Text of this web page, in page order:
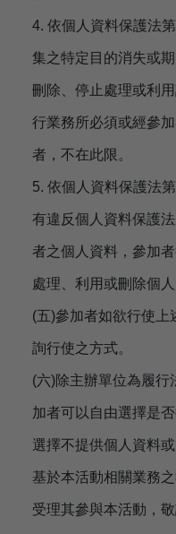
4. 依個人資料保護法
集之特定目的消失或
刪除、停止處理或利
行業務所必須或經參
者，不在此限。
5. 依個人資料保護法
有違反個人資料保護
者之個人資料，參加
處理、利用或刪除個人
(五)參加者如欲行使上
詢行使之方式。
(六)除主辦單位為履行
加者可以自由選擇是
選擇不提供個人資料
基於本活動相關業務
受理其參與本活動，敬